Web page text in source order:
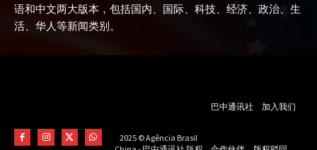
语和中文两大版本，包括国内、国际、科技、经济、政治、生
活、华人等新闻类别。
2025 © Agência Brasil
巴中通讯社 加入我们